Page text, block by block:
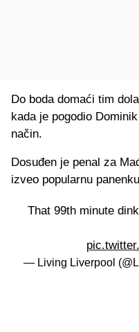
Do boda domaći tim
kada je pogodio
način.
Dosuđen je penal za
izveo popularnu
That 99th minute
— Living Liverpool